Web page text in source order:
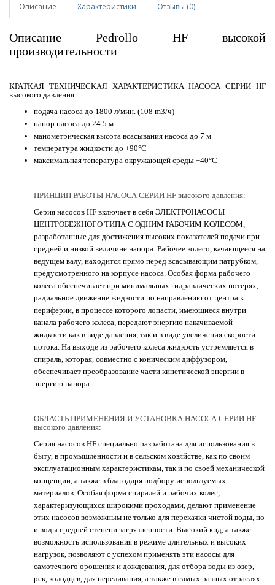
Описание Характеристики Отзывы (0)
Описание Pedrollo HF высокой
производительности
КРАТКАЯ ТЕХНИЧЕСКАЯ ХАРАКТЕРИСТИКА НАСОСА СЕРИИ HF
высокого давления:
подача насоса до 1800 л/мин. (108 m3/ч)
напор насоса до 24.5 м
манометрическая высота всасывания насоса до 7 м
температура жидкости до +90°C
максимальная тепература окружающей среды +40°C
ПРИНЦИП РАБОТЫ НАСОСА СЕРИИ HF высокого давления:
Серия насосов HF включает в себя ЭЛЕКТРОНАСОСЫ
ЦЕНТРОБЕЖНОГО ТИПА С ОДНИМ РАБОЧИМ КОЛЕСОМ,
разработанные для достижения высоких показателей подачи при
средней и низкой величине напора. Рабочее колесо, качающееся на
ведущем валу, находится прямо перед всасывающим патрубком,
предусмотренного на корпусе насоса. Особая форма рабочего
колеса обеспечивает при минимальных гидравлических потерях,
радиальное движение жидкости по направлению от центра к
периферии, в процессе которого лопасти, имеющиеся внутри
канала рабочего колеса, передают энергию накачиваемой
жидкости как в виде давления, так и в виде увеличения скорости
потока. На выходе из рабочего колеса жидкость устремляется в
спираль, которая, совместно с коническим диффузором,
обеспечивает преобразование части кинетической энергии в
энергию напора.
ОБЛАСТЬ ПРИМЕНЕНИЯ И УСТАНОВКА НАСОСА СЕРИИ HF
высокого давления:
Серия насосов HF специально разработана для использования в
быту, в промышленности и в сельском хозяйстве, как по своим
эксплуатационным характеристикам, так и по своей механической
концепции, а также в благодаря подбору используемых
материалов. Особая форма спиралей и рабочих колес,
характеризующихся широкими проходами, делают применение
этих насосов возможным не только для перекачки чистой воды, но
и воды средней степени загрязненности. Высокий кпд, а также
возможность использования в режиме длительных и высоких
нагрузок, позволяют с успехом применять эти насосы для
самотечного орошения и дождевания, для отбора воды из озер,
рек, колодцев, для переливания, а также в самых разных отраслях